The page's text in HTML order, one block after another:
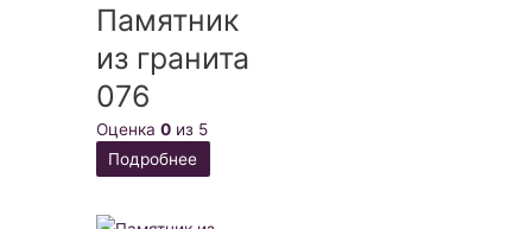
Памятник
из гранита
076
Оценка0 из 5
Подробнее